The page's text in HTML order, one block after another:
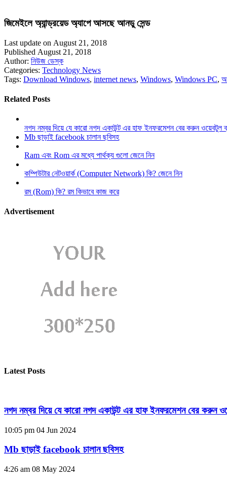
জিমেইলে অ্যান্ড্রয়েড অ্যাপে আসছে আনডু সেন্ড
Last update on August 21, 2018
Published August 21, 2018
Author: নিউজ ডেস্ক
Categories: Technology News
Tags: Download Windows, internet news, Windows, Windows PC,
Related Posts
নগদ নম্বর দিয়ে যে কারো নগদ একাউন্ট এর হাফ ইনফরমেশন বের করুন ওয়েবটুল
Mb ছাড়াই facebook চালান ছবিসহ
Ram এবং Rom এর মধ্যে পার্থক্য গুলো জেনে নিন
কম্পিউটার নেটওয়ার্ক (Computer Network) কি? জেনে নিন
রম (Rom) কি? রম কিভাবে কাজ করে
Advertisement
Latest Posts
নগদ নম্বর দিয়ে যে কারো নগদ একাউন্ট এর হাফ ইনফরমেশন বের করুন
10:05 pm 04 Jun 2024
Mb ছাড়াই facebook চালান ছবিসহ
4:26 am 08 May 2024